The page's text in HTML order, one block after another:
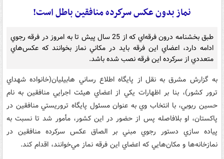
نماز بدون عكس سركرده منافقين باطل است!
طبق بخشنامه درون فرقه‌اي كه از 25 سال پيش تا به امروز در فرقه رجوي
ادامه دارد،‌ اعضاي اين فرقه بايد در مكاني نماز بخوانند كه عكس‌هاي
متعددي از سركرده اين فرقه نصب شده باشد.
به گزارش مشرق به نقل از پايگاه اطلاع رساني هابيليان(خانواده شهداي
ترور كشور)، بنا بر اظهارات يكي از اعضاي هيئت اجرايي منافقين به نام
حسين ربوبي،‌ با انتخاب وي به عنوان مسئول پايگاه تروريستي منافقين در
پاكستان،‌ او بلافاصله پس از حضور در اين كشور، مأمور شد تا نسبت به
پياده سازي دستور رجوي مبني بر الصاق عكس سركرده منافقين در
نمازخانه‌ها و مكان‌هايي كه اعضاي اين فرقه نماز مي‌خوانند، اقدام كند.